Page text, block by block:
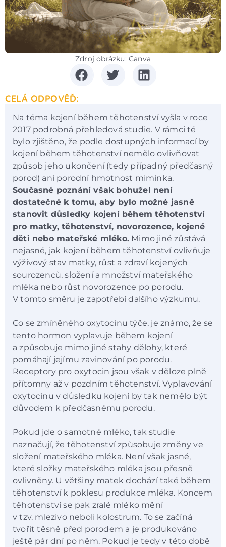
Zdroj obrázku: Canva
CELÁ ODPOVĚĎ:
Na téma kojení během těhotenství vyšla v roce
2017 podrobná přehledová studie. V rámci té
bylo zjištěno, že podle dostupných informací by
kojení během těhotenství nemělo ovlivňovat
způsob jeho ukončení (tedy případný předčasný
porod) ani porodní hmotnost miminka.
Současné poznání však bohužel není
dostatečné k tomu, aby bylo možné jasně
stanovit důsledky kojení během těhotenství
pro matky, těhotenství, novorozence, kojené
děti nebo mateřské mléko. Mimo jiné zůstává
nejasné, jak kojení během těhotenství ovlivňuje
výživový stav matky, růst a zdraví kojených
sourozenců, složení a množství mateřského
mléka nebo růst novorozence po porodu.
V tomto směru je zapotřebí dalšího výzkumu.
Co se zmíněného oxytocinu týče, je známo, že se
tento hormon vyplavuje během kojení
a způsobuje mimo jiné stahy dělohy, které
pomáhají jejímu zavinování po porodu.
Receptory pro oxytocin jsou však v děloze plně
přítomny až v pozdním těhotenství. Vyplavování
oxytocinu v důsledku kojení by tak nemělo být
důvodem k předčasnému porodu.
Pokud jde o samotné mléko, tak studie
naznačují, že těhotenství způsobuje změny ve
složení mateřského mléka. Není však jasné,
které složky mateřského mléka jsou přesně
ovlivněny. U většiny matek dochází také během
těhotenství k poklesu produkce mléka. Koncem
těhotenství se pak zralé mléko mění
v tzv. mlezivo neboli kolostrum. To se začíná
tvořit těsně před porodem a je produkováno
ještě pár dní po něm. Pokud je tedy v této době